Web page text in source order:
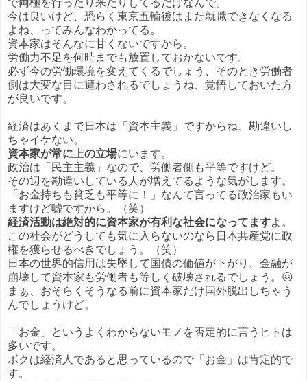
今は良いけど、恐らく東京五輪後はまた就職できなくなる
よね、ってみんなわかってる。
資本家はそんなに甘くないですから。
労働力不足を何時までも放置しておかないです。
必ず今の労働環境を変えてくるでしょう、そのとき労働者
側は大変な目に遭わされるでしょうね、覚悟しておいた方
が良いです。
経済はあくまで日本は「資本主義」ですからね、勘違いし
ちゃイケない。
資本家が常に上の立場にいます。
政治は「民主主義」なので、労働者側も平等ですけど。
その辺を勘違いしている人が増えてるような気がします。
「お金持ちも貧乏も平等に！」なんて言ってる政治家もい
ますけど嘘ですから。（笑）
経済活動は絶対的に資本家が有利な社会になってますよ。
この社会がどうしても気に入らないのなら日本共産党に政
権を獲らせるべきでしょう。（笑）
日本の世界的信用は失墜して国債の価値が下がり、金融が
崩壊して資本家も労働者も等しく破壊されるでしょう。😖
まぁ、おそらくそうなる前に資本家だけ国外脱出しちゃう
んでしょうけど。
「お金」というよくわからないモノを否定的に言うヒトは
多いです。
ボクは経済人であると思っているので「お金」は肯定的で
す。